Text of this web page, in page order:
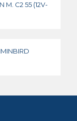
M. C2 55 (12V-